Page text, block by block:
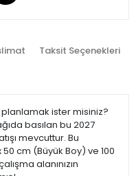
Taksit Seçenekleri
planlamak ister misiniz?
basılan bu 2027
mevcuttur. Bu
cm (Büyük Boy) ve 100
alanınızın